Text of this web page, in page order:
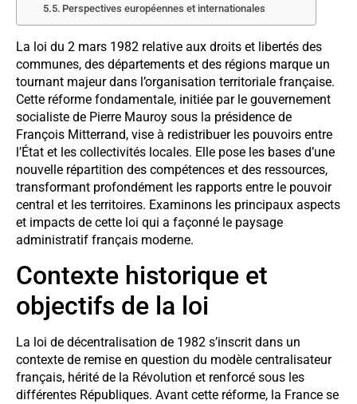
Perspectives européennes et internationales
La loi du 2 mars 1982 relative aux droits et libertés des
communes, des départements et des régions marque un
tournant majeur dans l’organisation territoriale française.
Cette réforme fondamentale, initiée par le gouvernement
socialiste de Pierre Mauroy sous la présidence de
François Mitterrand, vise à redistribuer les pouvoirs entre
l’État et les collectivités locales. Elle pose les bases d’une
nouvelle répartition des compétences et des ressources,
transformant profondément les rapports entre le pouvoir
central et les territoires. Examinons les principaux aspects
et impacts de cette loi qui a façonné le paysage
administratif français moderne.
Contexte historique et
objectifs de la loi
La loi de décentralisation de 1982 s’inscrit dans un
contexte de remise en question du modèle centralisateur
français, hérité de la Révolution et renforcé sous les
différentes Républiques. Avant cette réforme, la France se